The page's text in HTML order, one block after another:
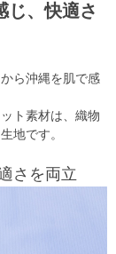
じ、快適さ
ら沖縄を肌で感
ト素材は、織物
地です。
さを両立